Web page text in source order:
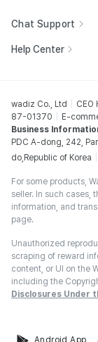
Chat Support
Help Center
wadiz Co., Ltd CEO
87-01370
E-
Business
PDC A-dong, 242,
do,Republic of Korea
For some products,
seller. In such cases,
information, and
page.
Unauthorized
scraping of reward
content, or UI on the
including the
Disclosures Under
Android App